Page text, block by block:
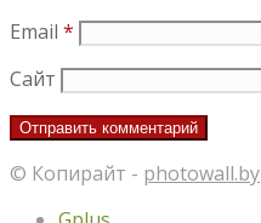
Email *
Сайт
© Копирайт - photowall.by